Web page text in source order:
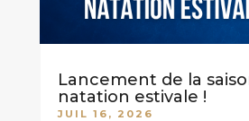
Lancement de la
natation estivale !
JUIL 16, 2026